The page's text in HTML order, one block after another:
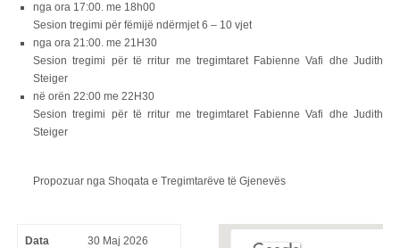
nga ora 17:00. me 18h00
Sesion tregimi për fëmijë ndërmjet 6 – 10 vjet
nga ora 21:00. me 21H30
Sesion tregimi për të rritur me tregimtaret Fabienne Vafi dhe Judith
Steiger
në orën 22:00 me 22H30
Sesion tregimi për të rritur me tregimtaret Fabienne Vafi dhe Judith
Steiger
Propozuar nga Shoqata e Tregimtarëve të Gjenevës
Data 30 Maj 2026